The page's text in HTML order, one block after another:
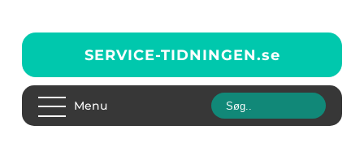
SERVICE-TIDNINGEN.se
Menu